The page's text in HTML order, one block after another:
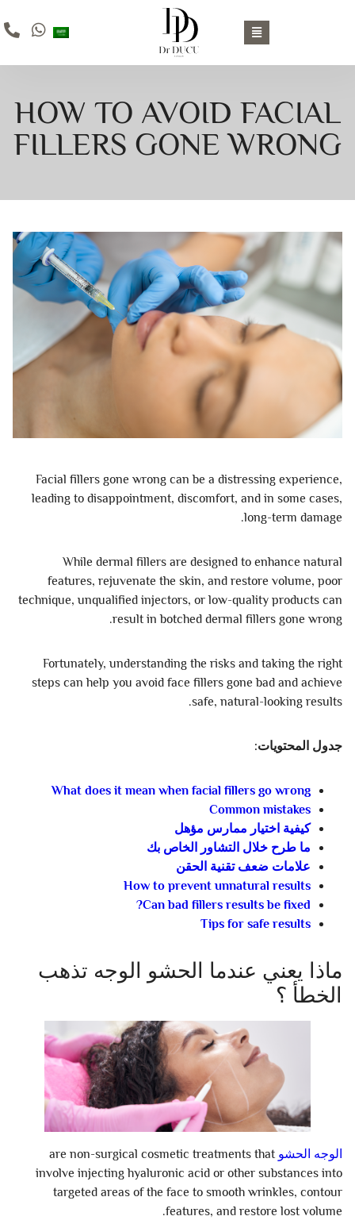
HOW TO AVOID FACIAL
FILLERS GONE WRONG
Facial fillers gone wrong can be a distressing experience,
leading to disappointment, discomfort, and in some cases,
long-term damage.
While dermal fillers are designed to enhance natural
features, rejuvenate the skin, and restore volume, poor
technique, unqualified injectors, or low-quality products can
result in botched dermal fillers gone wrong.
Fortunately, understanding the risks and taking the right
steps can help you avoid face fillers gone bad and achieve
safe, natural-looking results.
جدول المحتويات:
What does it mean when facial fillers go wrong
Common mistakes
كيفية اختيار ممارس مؤهل
ما طرح خلال التشاور الخاص بك
علامات ضعف تقنية الحقن
How to prevent unnatural results
Can bad fillers results be fixed?
Tips for safe results
ماذا يعني عندما الحشو الوجه تذهب
الخطأ ؟
الوجه الحشو are non-surgical cosmetic treatments that
involve injecting hyaluronic acid or other substances into
targeted areas of the face to smooth wrinkles, contour
features, and restore lost volume.